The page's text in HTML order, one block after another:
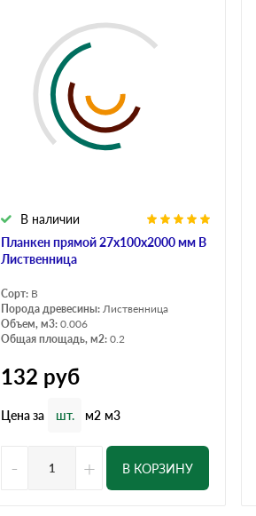
Планкен прямой 27х100х2000 мм В
Лиственница
В наличии
Сорт: B
Порода древесины: Лиственница
Объем, м3: 0.006
Общая площадь, м2: 0.2
132 руб
Цена за шт. м2 м3
- + В КОРЗИНУ